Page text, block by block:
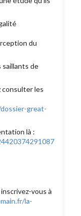
du
saillants de
consulter les
great-
là :
vous à
la-